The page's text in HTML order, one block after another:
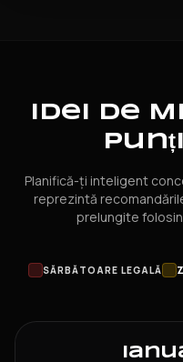
Idei de
Planifică-ți inteligent
reprezintă
prelungite
SĂRBĂTOARE LEGALĂ